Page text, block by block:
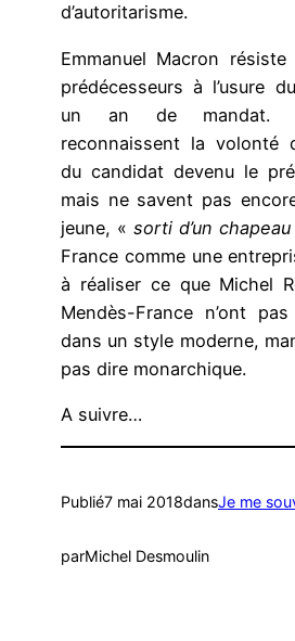
d’autoritarisme.
Emmanuel Macron
prédécesseurs à l’usure
un an de mandat.
reconnaissent la volonté
du candidat devenu le
mais ne savent pas
jeune, « sorti d’un chapeau
France comme une
à réaliser ce que Michel
Mendès-France n’ont
dans un style moderne,
pas dire monarchique.
A suivre…
Publié7 mai 2018dansJe me
parMichel Desmoulin